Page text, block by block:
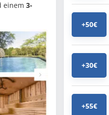
einem 3-
+50€
+30€
+55€